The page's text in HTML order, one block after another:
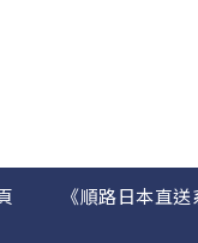
《順路日本直送